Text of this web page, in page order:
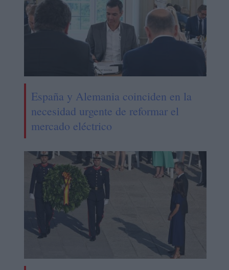
España y Alemania coinciden en la
necesidad urgente de reformar el
mercado eléctrico